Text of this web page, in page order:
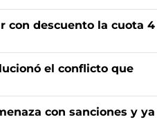
con descuento la cuota 4
el conflicto que
con sanciones y ya